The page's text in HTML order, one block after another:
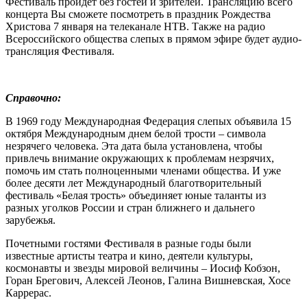
концерта Вы сможете посмотреть в праздник Рождества
Христова 7 января на телеканале НТВ. Также на радио
Всероссийского общества слепых в прямом эфире будет аудио-
трансляция Фестиваля.
Справочно:
В 1969 году Международная Федерация слепых объявила 15
октября Международным днем белой трости – символа
незрячего человека. Эта дата была установлена, чтобы
привлечь внимание окружающих к проблемам незрячих,
помочь им стать полноценными членами общества. И уже
более десяти лет Международный благотворительный
фестиваль «Белая трость» объединяет юные таланты из
разных уголков России и стран ближнего и дальнего
зарубежья.
Почетными гостями Фестиваля в разные годы были
известные артисты театра и кино, деятели культуры,
космонавты и звезды мировой величины – Иосиф Кобзон,
Горан Брегович, Алексей Леонов, Галина Вишневская, Хосе
Каррерас.